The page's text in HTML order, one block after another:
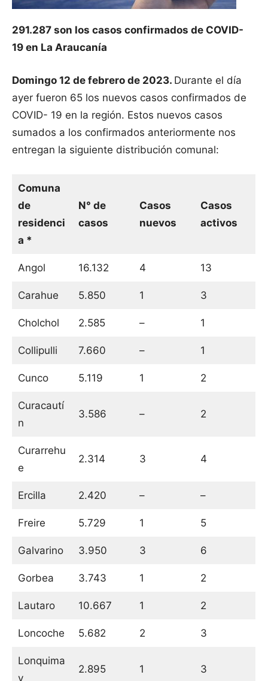
291.287 son los casos confirmados de COVID-
19 en La Araucanía
Domingo 12 de febrero de 2023. Durante el día
ayer fueron 65 los nuevos casos confirmados de
COVID- 19 en la región. Estos nuevos casos
sumados a los confirmados anteriormente nos
entregan la siguiente distribución comunal:
Comuna
de
residenci
a *
N° de
casos
Casos
nuevos
Casos
activos
Angol 16.132 4 13
Carahue 5.850 1 3
Cholchol 2.585 – 1
Collipulli 7.660 – 1
Cunco 5.119 1 2
Curacautí
n
3.586 – 2
Curarrehu
e
2.314 3 4
Ercilla 2.420 – –
Freire 5.729 1 5
Galvarino 3.950 3 6
Gorbea 3.743 1 2
Lautaro 10.667 1 2
Loncoche 5.682 2 3
Lonquima
y
2.895 1 3